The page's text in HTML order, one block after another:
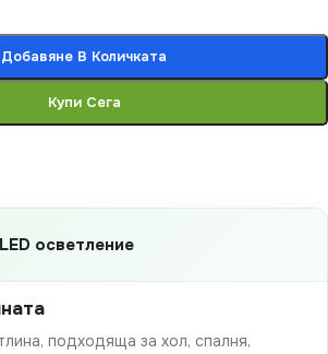
Добавяне В Количката
Купи Сега
осветление
подходяща за хол, спалня,